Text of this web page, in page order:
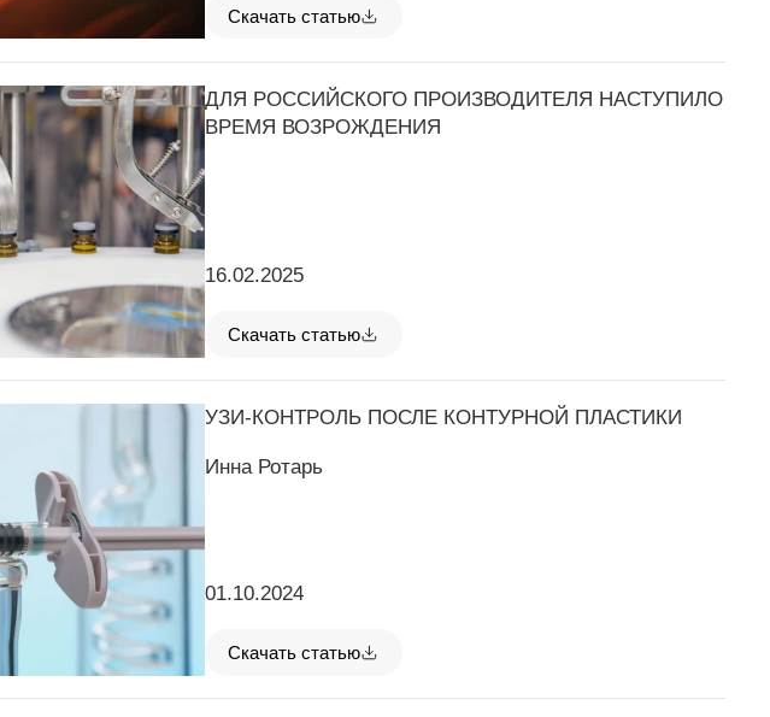
Скачать статью
ДЛЯ РОССИЙСКОГО ПРОИЗВОДИТЕЛЯ НАСТУПИЛО
ВРЕМЯ ВОЗРОЖДЕНИЯ
16.02.2025
Скачать статью
УЗИ-КОНТРОЛЬ ПОСЛЕ КОНТУРНОЙ ПЛАСТИКИ
Инна Ротарь
01.10.2024
Скачать статью